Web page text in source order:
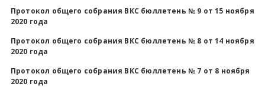
Протокол общего собрания ВКС бюллетень № 9 от 15 ноября
2020 года
Протокол общего собрания ВКС бюллетень № 8 от 14 ноября
2020 года
Протокол общего собрания ВКС бюллетень № 7 от 8 ноября
2020 года